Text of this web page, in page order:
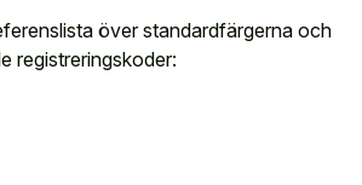
över standardfärgerna och
registreringskoder: